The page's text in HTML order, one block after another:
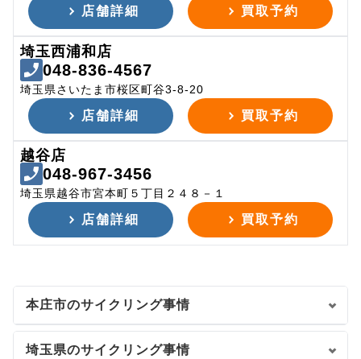
店舗詳細 買取予約
埼玉西浦和店
048-836-4567
埼玉県さいたま市桜区町谷3-8-20
店舗詳細 買取予約
越谷店
048-967-3456
埼玉県越谷市宮本町５丁目２４８－１
店舗詳細 買取予約
本庄市のサイクリング事情
埼玉県のサイクリング事情